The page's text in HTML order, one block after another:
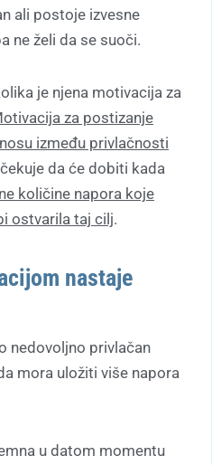
ali postoje izvesne
ne želi da se suoči.
je njena motivacija za
za postizanje
između privlačnosti
da će dobiti kada
količine napora koje
ostvarila taj cilj.
nastaje
nedovoljno privlačan
mora uložiti više napora
u datom momentu